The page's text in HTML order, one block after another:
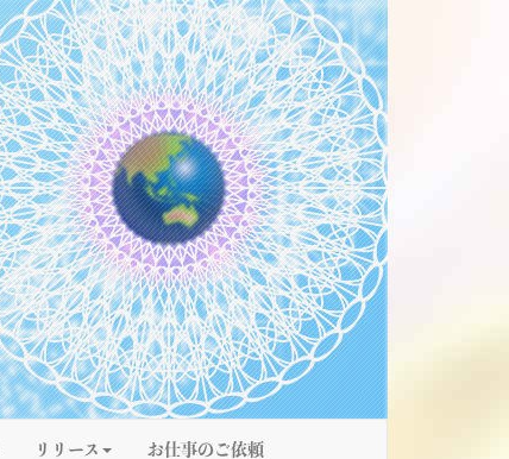
リリース お仕事のご依頼